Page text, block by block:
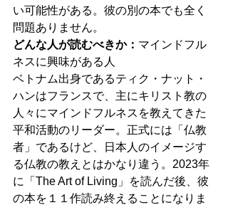
い可能性がある。彼の別の本でも全く
問題ありません。
どんな人が読むべきか： マインドフル
ネスに興味がある人
ベトナム出身であるティク・ナット・
ハンはフランスで、主にキリスト教の
人々にマインドフルネスを教えてきた
平和活動のリーダー。正式には「仏教
者」であるけど、日本人のイメージす
る仏教の教えとはかなり違う。2023年
に「The Art of Living」を読んだ後、彼
の本を１１作読み終えることになりま